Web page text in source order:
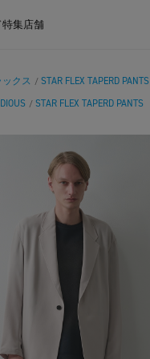
特集店舗
ックス / STAR FLEX TAPERD PANTS
/ STAR FLEX TAPERD PANTS